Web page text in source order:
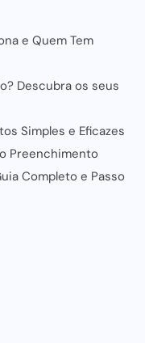
e Quem Tem
Descubra os seus
Simples e Eficazes
Preenchimento
Completo e Passo